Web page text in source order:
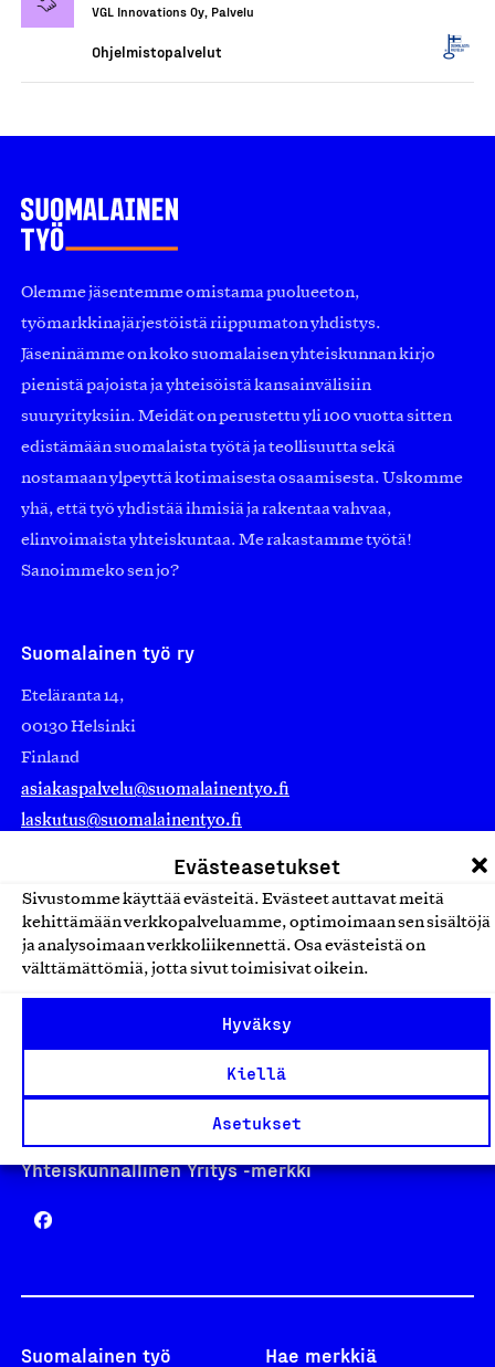
Evästeasetukset
Sivustomme käyttää evästeitä. Evästeet auttavat meitä
kehittämään verkkopalveluamme, optimoimaan sen sisältöjä
ja analysoimaan verkkoliikennettä. Osa evästeistä on
välttämättömiä, jotta sivut toimisivat oikein.
Hyväksy
Kiellä
Asetukset
VGL Innovations Oy, Palvelu
Ohjelmistopalvelut
Olemme jäsentemme omistama puolueeton,
työmarkkinajärjestöistä riippumaton yhdistys.
Jäseninämme on koko suomalaisen yhteiskunnan kirjo
pienistä pajoista ja yhteisöistä kansainvälisiin
suuryrityksiin. Meidät on perustettu yli 100 vuotta sitten
edistämään suomalaista työtä ja teollisuutta sekä
nostamaan ylpeyttä kotimaisesta osaamisesta. Uskomme
yhä, että työ yhdistää ihmisiä ja rakentaa vahvaa,
elinvoimaista yhteiskuntaa. Me rakastamme työtä!
Sanoimmeko sen jo?
Suomalainen työ ry
Eteläranta 14,
00130 Helsinki
Finland
asiakaspalvelu@suomalainentyo.fi
laskutus@suomalainentyo.fi
Avainlippu
Design From Finland
Yhteiskunnallinen Yritys -merkki
Suomalainen työ Hae merkkiä